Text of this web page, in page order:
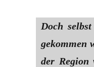
Doch
gekommen
der Region